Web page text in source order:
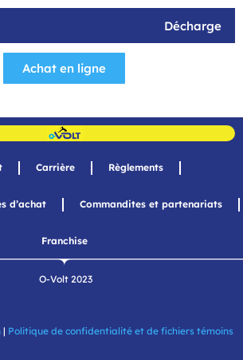
Décharge
Achat en ligne
Carrière Règlements
d’achat Commandites et partenariats
Franchise
O-Volt 2023
| Politique de confidentialité et de fichiers témoins